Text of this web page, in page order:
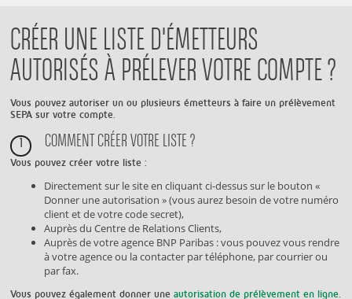
CRÉER UNE LISTE D'ÉMETTEURS
AUTORISÉS À PRÉLEVER VOTRE COMPTE ?
Vous pouvez autoriser un ou plusieurs émetteurs à faire un prélèvement
SEPA sur votre compte.
1 COMMENT CRÉER VOTRE LISTE ?
Vous pouvez créer votre liste :
Directement sur le site en cliquant ci-dessus sur le bouton «
Donner une autorisation » (vous aurez besoin de votre numéro
client et de votre code secret),
Auprès du Centre de Relations Clients,
Auprès de votre agence BNP Paribas : vous pouvez vous rendre
à votre agence ou la contacter par téléphone, par courrier ou
par fax.
Vous pouvez également donner une autorisation de prélèvement en ligne.